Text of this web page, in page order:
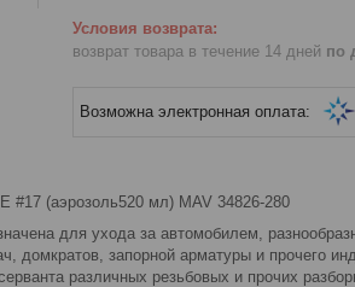
возврат товара в течение 14 дней по
#17 (аэрозоль520 мл) MAV 34826-280
для ухода за автомобилем,
домкратов, запорной арматуры и прочего
различных резьбовых и прочих